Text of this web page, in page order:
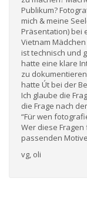
Publikum?
mich & meine
Präsentation) bei
Vietnam Mädchen
ist technisch und
hatte eine klare
zu
hatte Út bei der
Ich glaube die
die Frage nach
“Für wen
Wer diese
passenden
vg, oli